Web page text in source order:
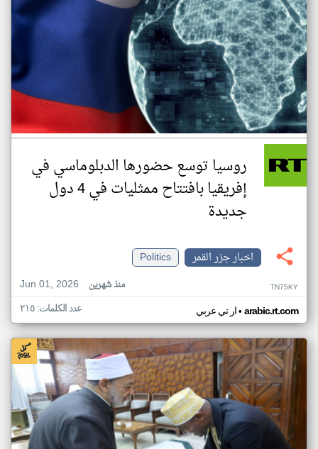
روسيا توسع حضورها الدبلوماسي في
إفريقيا بافتتاح ممثليات في 4 دول
جديدة
اخبار جزر القمر
Politics
Jun 01, 2026
منذ شهرين TN75KY
ار تي عربي• arabic.rt.com عدد الكلمات: ٢١٥